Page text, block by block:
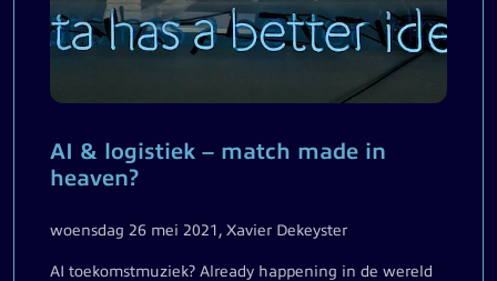
AI & logistiek – match made in
heaven?
woensdag 26 mei 2021, Xavier Dekeyster
AI toekomstmuziek? Already happening in de wereld